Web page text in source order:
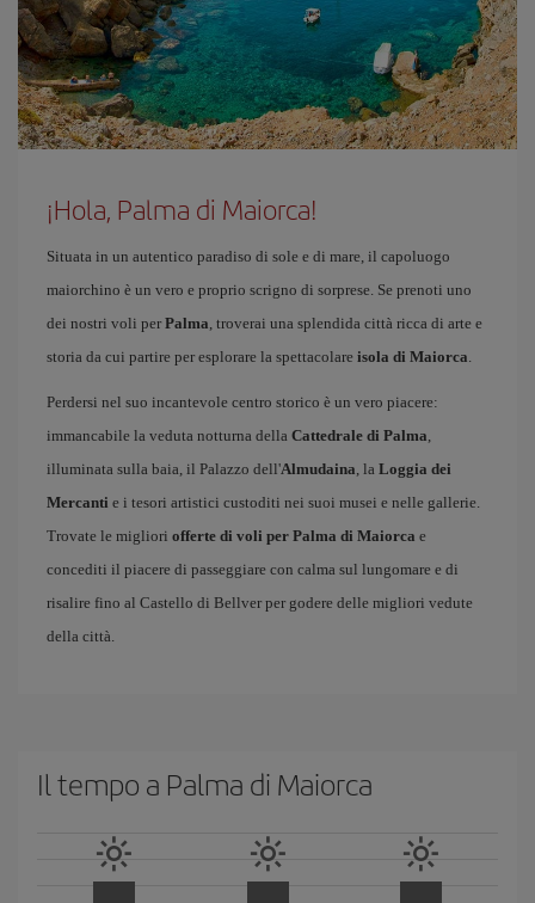
¡Hola, Palma di Maiorca!
Situata in un autentico paradiso di sole e di mare, il capoluogo
maiorchino è un vero e proprio scrigno di sorprese. Se prenoti uno
dei nostri voli per Palma, troverai una splendida città ricca di arte e
storia da cui partire per esplorare la spettacolare isola di Maiorca.
Perdersi nel suo incantevole centro storico è un vero piacere:
immancabile la veduta notturna della Cattedrale di Palma,
illuminata sulla baia, il Palazzo dell'Almudaina, la Loggia dei
Mercanti e i tesori artistici custoditi nei suoi musei e nelle gallerie.
Trovate le migliori offerte di voli per Palma di Maiorca e
concediti il piacere di passeggiare con calma sul lungomare e di
risalire fino al Castello di Bellver per godere delle migliori vedute
della città.
Il tempo a Palma di Maiorca